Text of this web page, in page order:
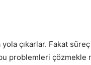
çıkarlar. Fakat
problemleri çözmekle